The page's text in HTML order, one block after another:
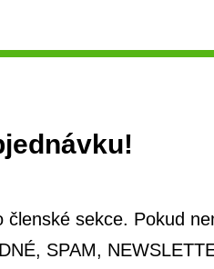
sekce. Pokud
SPAM,